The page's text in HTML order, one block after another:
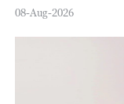
08-Aug-2026